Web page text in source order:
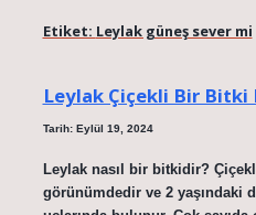
Etiket: Leylak güneş sever mi
Leylak Çiçekli Bir Bitki
Tarih: Eylül 19, 2024
Leylak nasıl bir bitkidir?
görünümdedir ve 2 yaşındaki